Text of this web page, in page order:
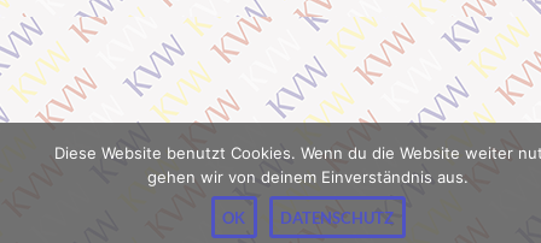
Diese Website benutzt Cookies. Wenn du die Website weiter
gehen wir von deinem Einverständnis aus.
OK DATENSCHUTZ